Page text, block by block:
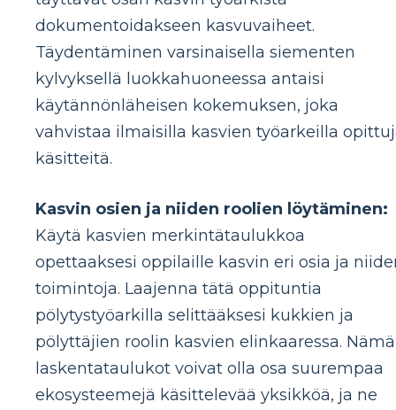
dokumentoidakseen kasvuvaiheet.
Täydentäminen varsinaisella siementen
kylvyksellä luokkahuoneessa antaisi
käytännönläheisen kokemuksen, joka
vahvistaa ilmaisilla kasvien työarkeilla
käsitteitä.
Kasvin osien ja niiden roolien löytäminen:
Käytä kasvien merkintätaulukkoa
opettaaksesi oppilaille kasvin eri osia ja
toimintoja. Laajenna tätä oppituntia
pölytystyöarkilla selittääksesi kukkien ja
pölyttäjien roolin kasvien elinkaaressa. Nämä
laskentataulukot voivat olla osa suurempaa
ekosysteemejä käsittelevää yksikköä, ja ne